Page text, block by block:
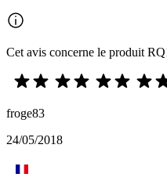
Cet avis concerne le produit
froge83
24/05/2018